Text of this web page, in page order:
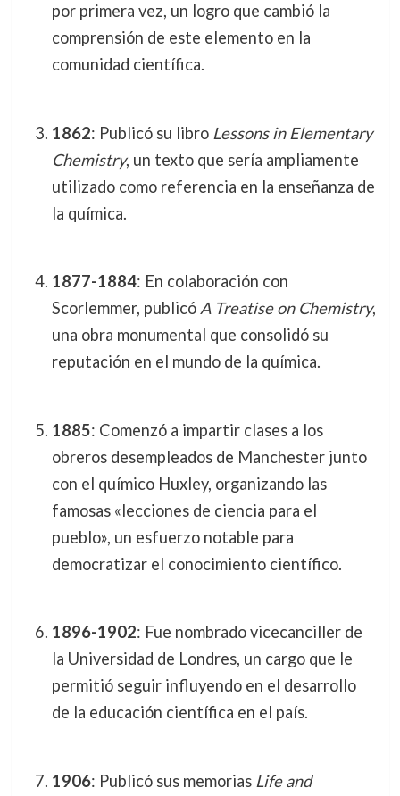
por primera vez, un logro que cambió la
comprensión de este elemento en la
comunidad científica.
1862: Publicó su libro Lessons in Elementary
Chemistry, un texto que sería ampliamente
utilizado como referencia en la enseñanza de
la química.
1877-1884: En colaboración con
Scorlemmer, publicó A Treatise on Chemistry,
una obra monumental que consolidó su
reputación en el mundo de la química.
1885: Comenzó a impartir clases a los
obreros desempleados de Manchester junto
con el químico Huxley, organizando las
famosas «lecciones de ciencia para el
pueblo», un esfuerzo notable para
democratizar el conocimiento científico.
1896-1902: Fue nombrado vicecanciller de
la Universidad de Londres, un cargo que le
permitió seguir influyendo en el desarrollo
de la educación científica en el país.
1906: Publicó sus memorias Life and